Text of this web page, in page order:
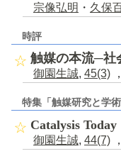
宗像弘明 ・ 久保
時評
触媒の本流─社
御園生誠, 45(3)
特集「触媒研究と学術
Catalysis Today
御園生誠, 44(7)